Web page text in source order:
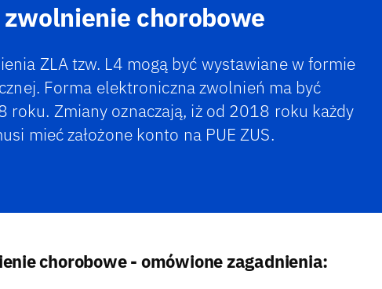
chorobowe
ZLA tzw. L4 mogą być wystawiane w formie
Forma elektroniczna zwolnień ma być
roku. Zmiany oznaczają, iż od 2018 roku każdy
mieć założone konto na PUE ZUS.
chorobowe - omówione zagadnienia: